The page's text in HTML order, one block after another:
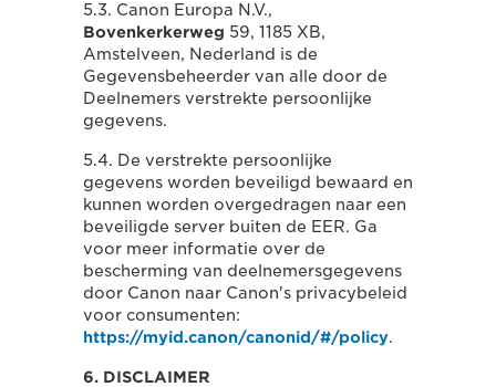
5.3. Canon Europa N.V.,
Bovenkerkerweg 59, 1185 XB,
Amstelveen, Nederland is de
Gegevensbeheerder van alle door de
Deelnemers verstrekte persoonlijke
gegevens.
5.4. De verstrekte persoonlijke
gegevens worden beveiligd bewaard en
kunnen worden overgedragen naar een
beveiligde server buiten de EER. Ga
voor meer informatie over de
bescherming van deelnemersgegevens
door Canon naar Canon's privacybeleid
voor consumenten:
https://myid.canon/canonid/#/policy.
6. DISCLAIMER